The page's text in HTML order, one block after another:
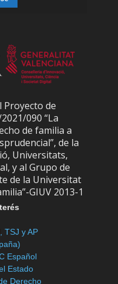
Proyecto de
090 “La
de familia a
de la
Universitats,
y al Grupo de
de la Universitat
GIUV 2013-1
TSJ y AP
Español
Estado
Derecho